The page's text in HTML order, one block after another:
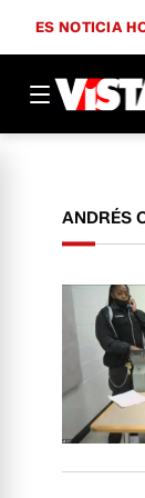
ES NOTICIA
ANDRÉS